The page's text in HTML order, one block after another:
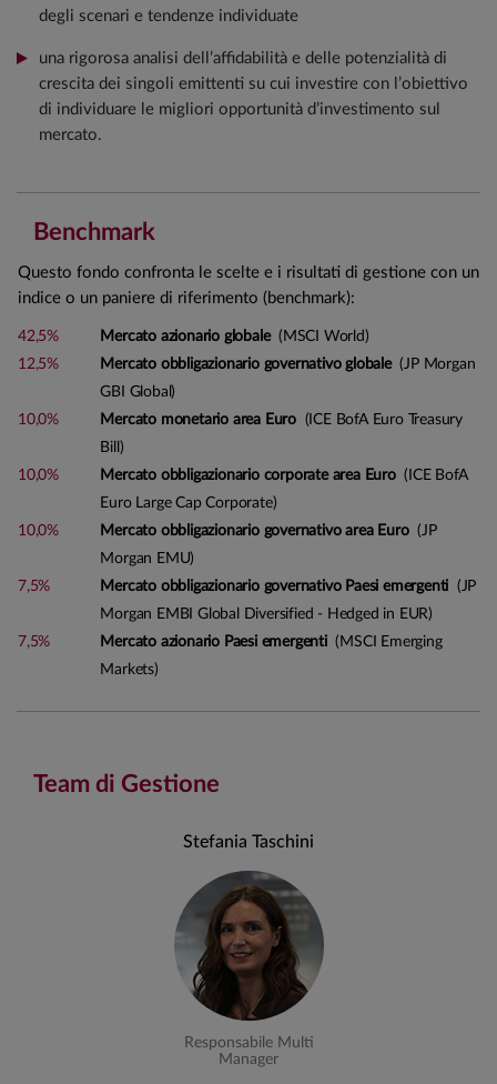
degli scenari e tendenze individuate
una rigorosa analisi dell’affidabilità e delle potenzialità di
crescita dei singoli emittenti su cui investire con l’obiettivo
di individuare le migliori opportunità d’investimento sul
mercato.
Benchmark
Questo fondo confronta le scelte e i risultati di gestione con un
indice o un paniere di riferimento (benchmark):
42,5% Mercato azionario globale(MSCI World)
12,5%
Mercato obbligazionario governativo globale(JP Morgan
GBI Global)
10,0%
Mercato monetario area Euro (ICE BofA Euro Treasury
Bill)
10,0%
Mercato obbligazionario corporate area Euro(ICE BofA
Euro Large Cap Corporate)
10,0%
Mercato obbligazionario governativo area Euro(JP
Morgan EMU)
7,5%
Mercato obbligazionario governativo Paesi emergenti (JP
Morgan EMBI Global Diversified - Hedged in EUR)
7,5%
Mercato azionario Paesi emergenti(MSCI Emerging
Markets)
Team di Gestione
Stefania Taschini
Responsabile Multi
Manager